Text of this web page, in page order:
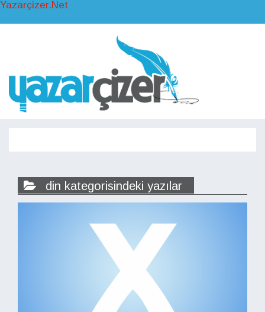
Yazarçizer.Net
din kategorisindeki yazılar